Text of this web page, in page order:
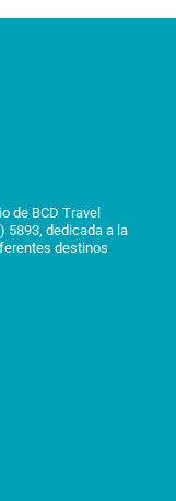
de BCD Travel
5893, dedicada a la
destinos